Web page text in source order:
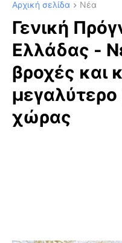
Αρχική σελίδα Νέα
Γενική
Ελλάδας -
βροχές και
μεγαλύτερο
χώρας